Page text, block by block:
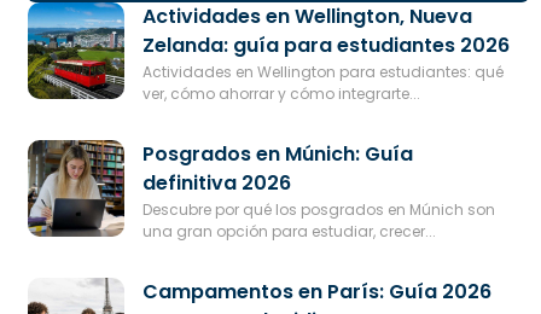
Actividades en Wellington, Nueva
Zelanda: guía para estudiantes 2026
Actividades en Wellington para estudiantes: qué
ver, cómo ahorrar y cómo integrarte...
Posgrados en Múnich: Guía
definitiva 2026
Descubre por qué los posgrados en Múnich son
una gran opción para estudiar, crecer...
Campamentos en París: Guía 2026